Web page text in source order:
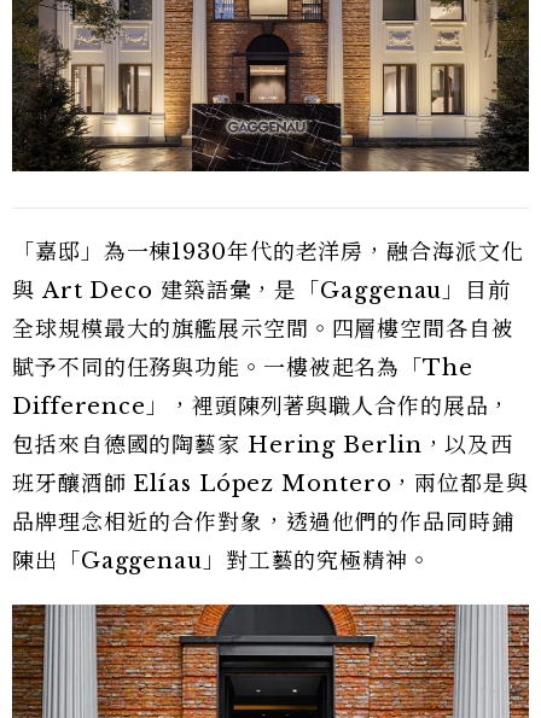
「嘉邸」為一棟1930年代的老洋房，融合海派文化
與 Art Deco 建築語彙，是「Gaggenau」目前
全球規模最大的旗艦展示空間。四層樓空間各自被
賦予不同的任務與功能。一樓被起名為「The
Difference」，裡頭陳列著與職人合作的展品，
包括來自德國的陶藝家 Hering Berlin，以及西
班牙釀酒師 Elías López Montero，兩位都是與
品牌理念相近的合作對象，透過他們的作品同時鋪
陳出「Gaggenau」對工藝的究極精神。